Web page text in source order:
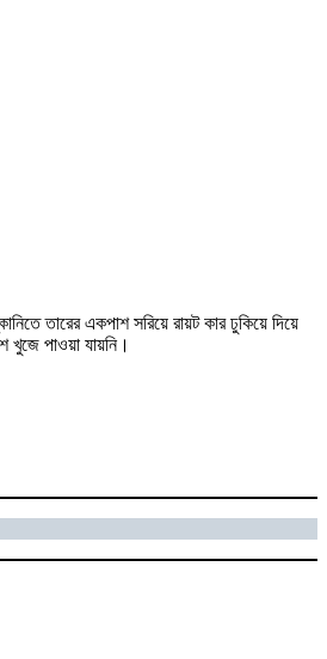
তারের একপাশ সরিয়ে রায়ট কার ঢুকিয়ে দিয়ে
খুজে পাওয়া যায়নি।